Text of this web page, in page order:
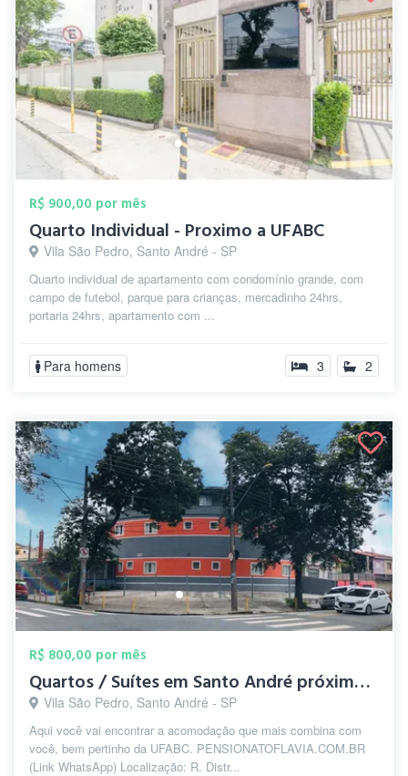
R$ 900,00 por mês
Quarto Individual - Proximo a UFABC
Vila São Pedro, Santo André - SP
Quarto individual de apartamento com condomínio grande, com
campo de futebol, parque para crianças, mercadinho 24hrs,
portaria 24hrs, apartamento com ...
Para homens 3 2
R$ 800,00 por mês
Quartos / Suítes em Santo André próximo ...
Vila São Pedro, Santo André - SP
Aqui você vai encontrar a acomodação que mais combina com
você, bem pertinho da UFABC. PENSIONATOFLAVIA.COM.BR
(Link WhatsApp) Localização: R. Distr...